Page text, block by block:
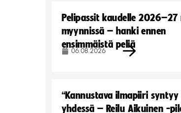
Pelipassit kaudelle
myynnissä – hanki ennen
ensimmäistä peliä
06.08.2026
“Kannustava ilmapiiri syntyy
yhdessä – Reilu Aikuinen -